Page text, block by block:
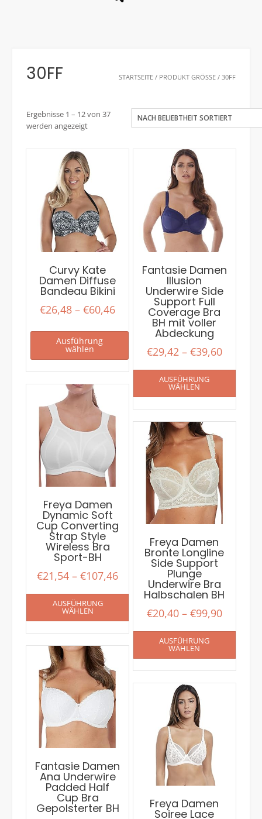
STARTSEITE / PRODUKT GRÖSSE / 30FF
30FF
Ergebnisse 1 – 12 von 37
werden angezeigt
Curvy Kate
Damen Diffuse
Bandeau Bikini
€26,48 –€60,46
Ausführung
wählen
Fantasie Damen
Illusion
Underwire Side
Support Full
Coverage Bra
BH mit voller
Abdeckung
€29,42 – €39,60
AUSFÜHRUNG
WÄHLEN
Freya Damen
Dynamic Soft
Cup Converting
Strap Style
Wireless Bra
Sport-BH
€21,54 –€107,46
AUSFÜHRUNG
WÄHLEN
Freya Damen
Bronte Longline
Side Support
Plunge
Underwire Bra
Halbschalen BH
€20,40– €99,90
AUSFÜHRUNG
WÄHLEN
Fantasie Damen
Ana Underwire
Padded Half
Cup Bra
Gepolsterter BH Freya Damen
Soiree Lace